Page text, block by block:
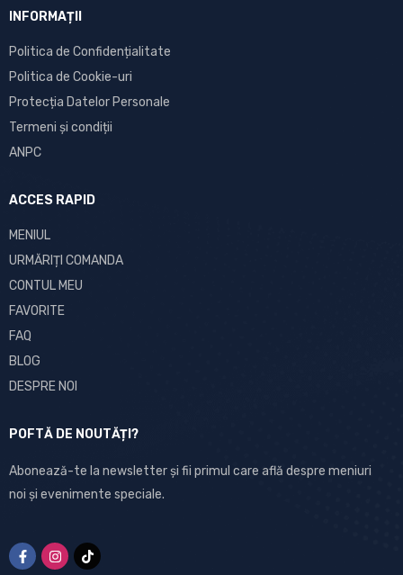
INFORMAȚII
Politica de Confidențialitate
Politica de Cookie-uri
Protecția Datelor Personale
Termeni și condiții
ANPC
ACCES RAPID
MENIUL
URMĂRIȚI COMANDA
CONTUL MEU
FAVORITE
FAQ
BLOG
DESPRE NOI
POFTĂ DE NOUTĂȚI?
Abonează-te la newsletter și fii primul care află despre meniuri
noi și evenimente speciale.